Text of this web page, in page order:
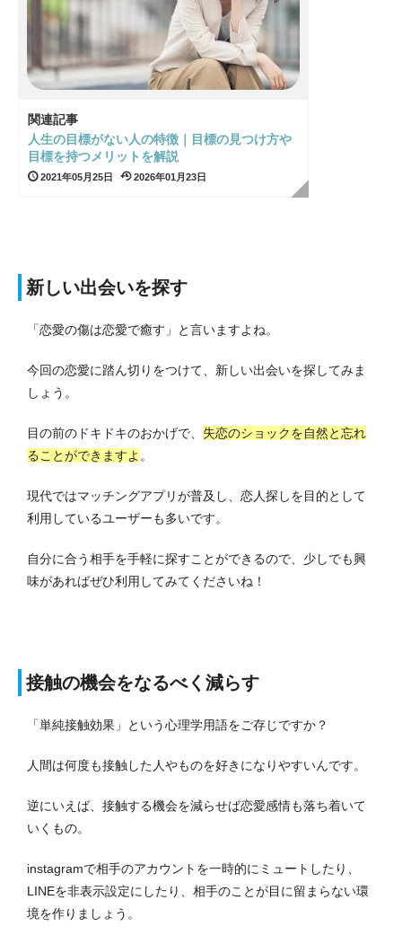
関連記事
人生の目標がない人の特徴｜目標の見つけ方や
目標を持つメリットを解説
2021年05月25日 2026年01月23日
新しい出会いを探す
「恋愛の傷は恋愛で癒す」と言いますよね。
今回の恋愛に踏ん切りをつけて、新しい出会いを探してみま
しょう。
目の前のドキドキのおかげで、 失恋のショックを自然と忘れ
ることができますよ 。
現代ではマッチングアプリが普及し、恋人探しを目的として
利用しているユーザーも多いです。
自分に合う相手を手軽に探すことができるので、少しでも興
味があればぜひ利用してみてくださいね！
接触の機会をなるべく減らす
「単純接触効果」という心理学用語をご存じですか？
人間は何度も接触した人やものを好きになりやすいんです。
逆にいえば、接触する機会を減らせば恋愛感情も落ち着いて
いくもの。
instagramで相手のアカウントを一時的にミュートしたり、
LINEを非表示設定にしたり、相手のことが目に留まらない環
境を作りましょう。